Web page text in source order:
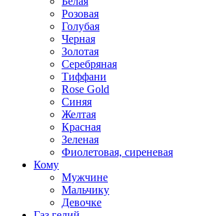
Розовая
Голубая
Черная
Золотая
Серебряная
Тиффани
Rose Gold
Синяя
Желтая
Красная
Зеленая
Фиолетовая, сиреневая
Кому
Мужчине
Мальчику
Девочке